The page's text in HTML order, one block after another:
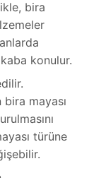
bira
konulur.
mayası
türüne